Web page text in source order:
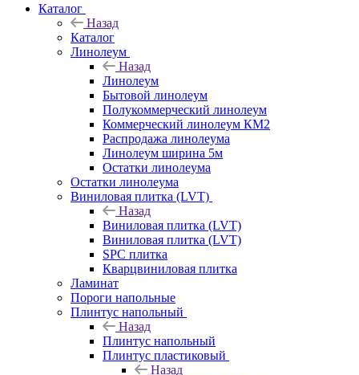
Каталог
Назад
Каталог
Линолеум
Назад
Линолеум
Бытовой линолеум
Полукоммерческий линолеум
Коммерческий линолеум КМ2
Распродажа линолеума
Линолеум ширина 5м
Остатки линолеума
Остатки линолеума
Виниловая плитка (LVT)
Назад
Виниловая плитка (LVT)
Виниловая плитка (LVT)
SPC плитка
Кварцвиниловая плитка
Ламинат
Пороги напольные
Плинтус напольный
Назад
Плинтус напольный
Плинтус пластиковый
Назад